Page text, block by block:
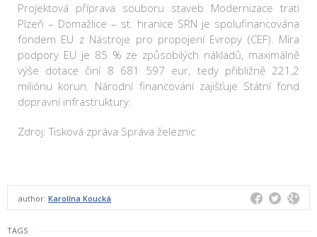
Projektová příprava souboru staveb Modernizace trati
Plzeň – Domažlice – st. hranice SRN je spolufinancována
fondem EU z Nástroje pro propojení Evropy (CEF). Míra
podpory EU je 85 % ze způsobilých nákladů, maximálně
výše dotace činí 8 681 597 eur, tedy přibližně 221,2
miliónu korun. Národní financování zajišťuje Státní fond
dopravní infrastruktury.
Zdroj: Tisková zpráva Správa železnic
author: Karolína Koucká
TAGS